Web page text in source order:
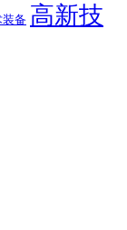
备 高新技